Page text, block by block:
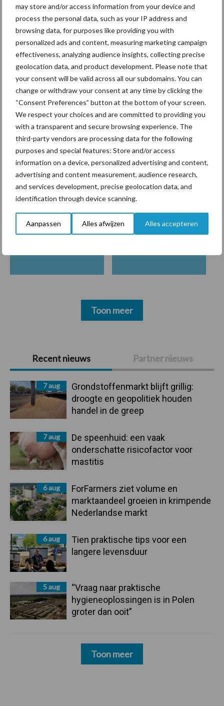
may store and/or access information from your device and
process the personal data, such as your IP address and
browsing data, for purposes like providing you with
personalized ads and content, measuring marketing campaign
effectiveness, analyzing audience insights, collecting precise
geolocation data, and product development. Please note that
your consent will be valid across all our subdomains. You can
change or withdraw your consent at any time by clicking the
“Consent Preferences” button at the bottom of your screen.
We respect your choices and are committed to providing you
with a transparent and secure browsing experience. The
third-party vendors are processing data for the following
purposes and special features: Store and/or access
information on a device, personalized advertising and content,
advertising and content measurement, audience research,
and services development, precise geolocation data, and
identification through device scanning.
Aanpassen Alles afwijzen Alles accepteren
Primaire
Sidebar
Recent nieuws Partner nieuws
7 aug
Grondstoffenmarkt blijft grillig:
droogte en geopolitiek houden
handel in de greep
7 aug
De speenhuid: een vaak
onderschatte risicofactor voor
mastitis
6 aug
ForFarmers ziet volume en
marktaandeel groeien in krimpende
Nederlandse markt
6 aug
Tien praktische tips voor een
langere levensduur
5 aug
“Vraag naar praktische
hygieneoplossingen is in Polen
groter dan ooit”
Toon meer
De speenhuid: een vaak
onderschatte risicofactor
voor mastitis
ForFarmers ziet volume en
marktaandeel groeien in
krimpende Nederlandse
markt
Themapagina's
Diergezondheid Bemesting Fokkerij
Toon meer